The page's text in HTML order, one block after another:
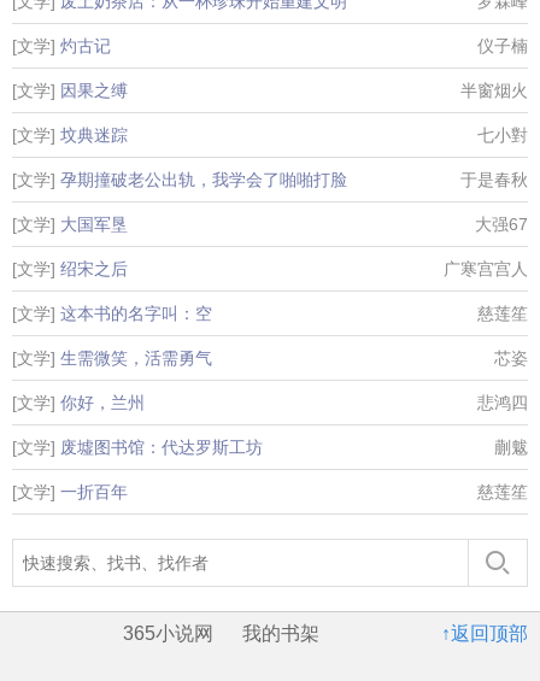
[文学] 灼古记 仪子楠
[文学] 因果之缚 半窗烟火
[文学] 坟典迷踪 七小對
[文学] 孕期撞破老公出轨，我学会了啪啪打脸 于是春秋
[文学] 大国军垦 大强67
[文学] 绍宋之后 广寒宫宫人
[文学] 这本书的名字叫：空 慈莲笙
[文学] 生需微笑，活需勇气 芯姿
[文学] 你好，兰州 悲鸿四
[文学] 废墟图书馆：代达罗斯工坊 蒯魃
[文学] 一折百年 慈莲笙
↑返回顶部
365小说网 我的书架